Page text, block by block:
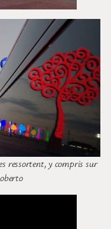
ressortent, y compris sur